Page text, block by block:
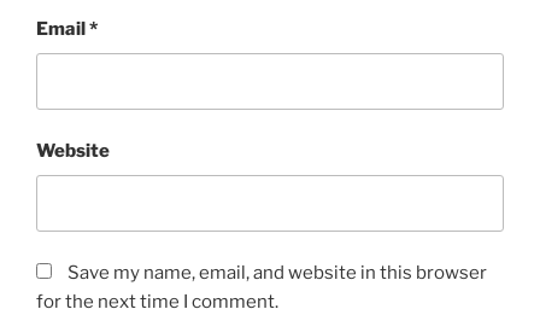
Email *
Website
Save my name, email, and website in this browser
for the next time I comment.